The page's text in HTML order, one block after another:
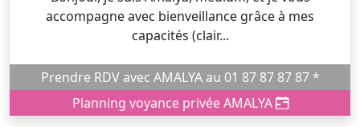
accompagne avec bienveillance grâce à mes
capacités (clair...
Prendre RDV avec AMALYA au 01 87 87 87 87 *
Planning voyance privée AMALYA